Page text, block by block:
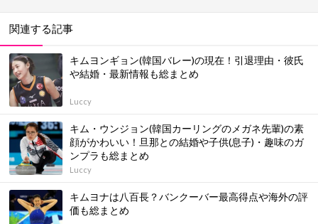
関連する記事
キムヨンギョン(韓国バレー)の現在！引退理由・彼氏
や結婚・最新情報も総まとめ
Luccy
キム・ウンジョン(韓国カーリングのメガネ先輩)の素
顔がかわいい！旦那との結婚や子供(息子)・趣味のガ
ンプラも総まとめ
Luccy
キムヨナは八百長？バンクーバー最高得点や海外の評
価も総まとめ